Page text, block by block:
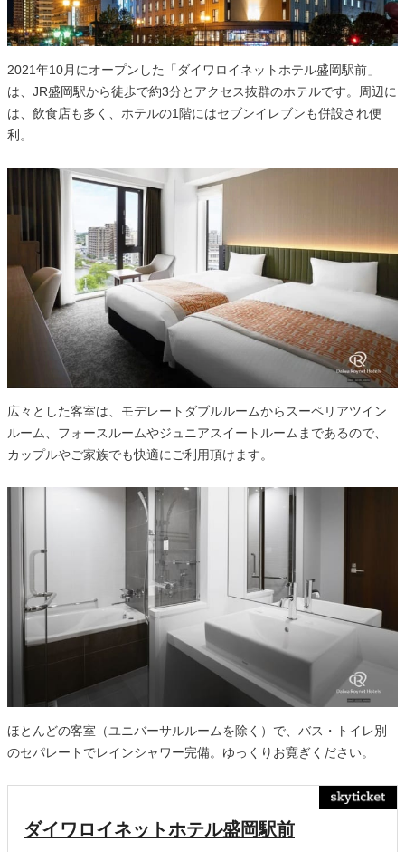
2021年10月にオープンした「ダイワロイネットホテル盛岡駅前」
は、JR盛岡駅から徒歩で約3分とアクセス抜群のホテルです。周辺に
は、飲食店も多く、ホテルの1階にはセブンイレブンも併設され便
利。
広々とした客室は、モデレートダブルルームからスーペリアツイン
ルーム、フォースルームやジュニアスイートルームまであるので、
カップルやご家族でも快適にご利用頂けます。
ほとんどの客室（ユニバーサルルームを除く）で、バス・トイレ別
のセパレートでレインシャワー完備。ゆっくりお寛ぎください。
ダイワロイネットホテル盛岡駅前